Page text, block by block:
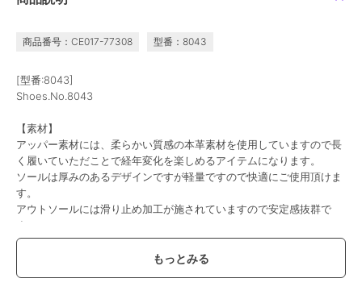
商品番号：CE017-77308 型番：8043
[型番:8043]
Shoes.No.8043
【素材】
アッパー素材には、柔らかい質感の本革素材を使用していますので長
く履いていただことで経年変化を楽しめるアイテムになります。
ソールは厚みのあるデザインですが軽量ですので快適にご使用頂けま
す。
アウトソールには滑り止め加工が施されていますので安定感抜群で
す。
シンプルなデザインのアーモンドトゥのショートブーツですのでシー